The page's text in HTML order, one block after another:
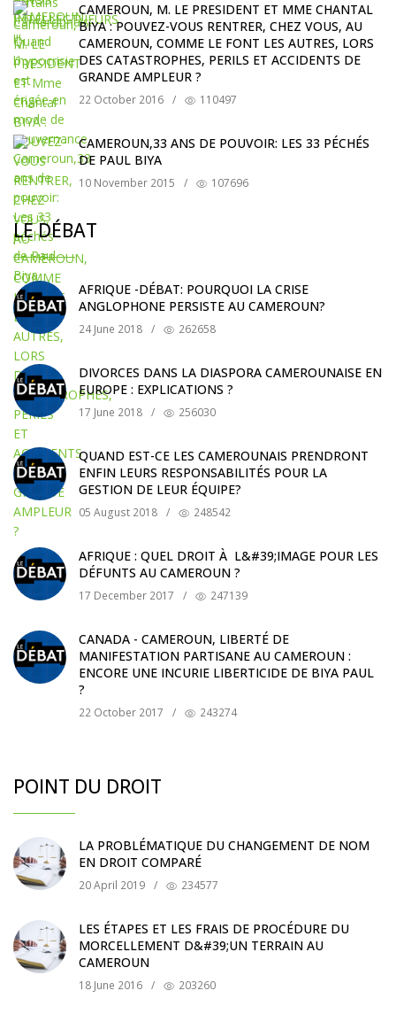
CAMEROUN, M. LE PRESIDENT ET MME CHANTAL
BIYA : POUVEZ-VOUS RENTRER, CHEZ VOUS, AU
CAMEROUN, COMME LE FONT LES AUTRES, LORS
DES CATASTROPHES, PERILS ET ACCIDENTS DE
GRANDE AMPLEUR ?
22 October 2016 / 110497
CAMEROUN,33 ANS DE POUVOIR: LES 33 PÉCHÉS
DE PAUL BIYA
10 November 2015 / 107696
LE DÉBAT
AFRIQUE -DÉBAT: POURQUOI LA CRISE
ANGLOPHONE PERSISTE AU CAMEROUN?
24 June 2018 / 262658
DIVORCES DANS LA DIASPORA CAMEROUNAISE EN
EUROPE : EXPLICATIONS ?
17 June 2018 / 256030
QUAND EST-CE LES CAMEROUNAIS PRENDRONT
ENFIN LEURS RESPONSABILITÉS POUR LA
GESTION DE LEUR ÉQUIPE?
05 August 2018 / 248542
AFRIQUE : QUEL DROIT À L&#39;IMAGE POUR LES
DÉFUNTS AU CAMEROUN ?
17 December 2017 / 247139
CANADA - CAMEROUN, LIBERTÉ DE
MANIFESTATION PARTISANE AU CAMEROUN :
ENCORE UNE INCURIE LIBERTICIDE DE BIYA PAUL
?
22 October 2017 / 243274
POINT DU DROIT
LA PROBLÉMATIQUE DU CHANGEMENT DE NOM
EN DROIT COMPARÉ
20 April 2019 / 234577
LES ÉTAPES ET LES FRAIS DE PROCÉDURE DU
MORCELLEMENT D&#39;UN TERRAIN AU
CAMEROUN
18 June 2016 / 203260